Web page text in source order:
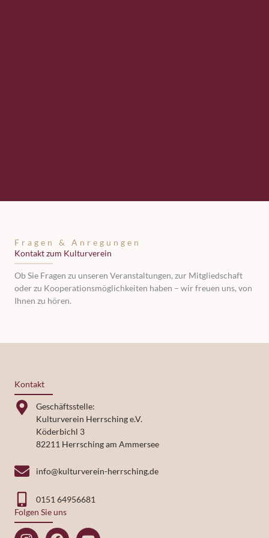
Fragen & Anregungen
Kontakt zum Kulturverein
Ob Sie Fragen zu unseren Veranstaltungen, zur Mitgliedschaft
oder zu Kooperationsmöglichkeiten haben – wir freuen uns, von
Ihnen zu hören.
Kontakt
Geschäftsstelle:
Kulturverein Herrsching e.V.
Köderbichl 3
82211 Herrsching am Ammersee
info@kulturverein-herrsching.de
0151 64956681
Folgen Sie uns
I
F
Y